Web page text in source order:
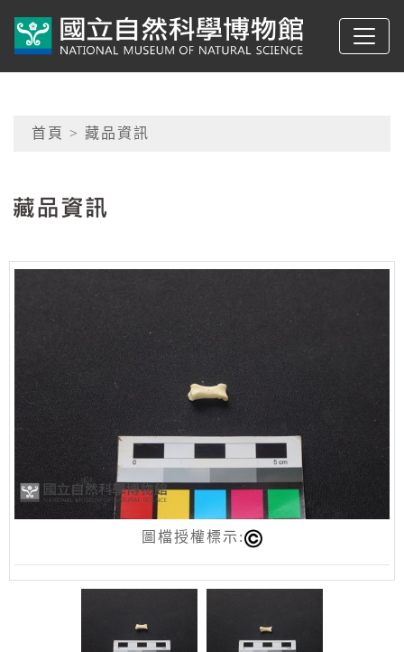
典藏網-國立自然科學
網頁導覽
首頁 > 藏品資訊
圖檔授權標示: